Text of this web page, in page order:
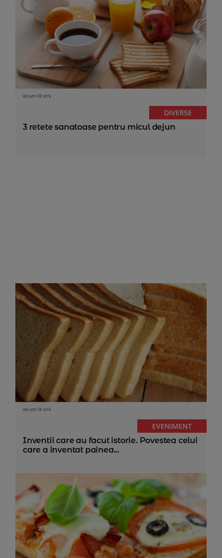
acum 12 ani
DIVERSE
3 retete sanatoase pentru micul dejun
acum 13 ani
EVENIMENT
Inventii care au facut istorie. Povestea celui
care a inventat painea...